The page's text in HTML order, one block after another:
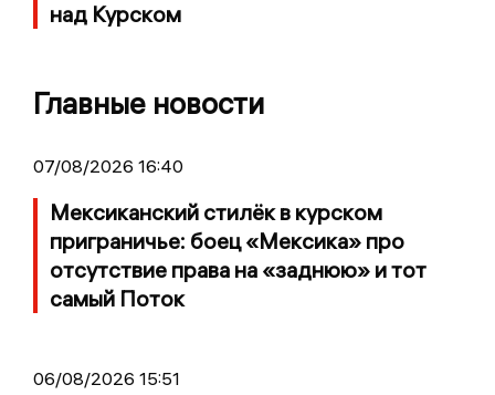
над Курском
Главные новости
07/08/2026 16:40
Мексиканский стилёк в курском
приграничье: боец «Мексика» про
отсутствие права на «заднюю» и тот
самый Поток
06/08/2026 15:51